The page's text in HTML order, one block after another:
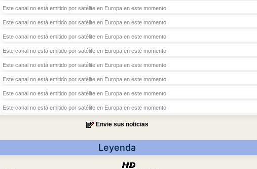
Este canal no está emitido por satélite en Europa en este momento
Este canal no está emitido por satélite en Europa en este momento
Este canal no está emitido por satélite en Europa en este momento
Este canal no está emitido por satélite en Europa en este momento
Este canal no está emitido por satélite en Europa en este momento
Este canal no está emitido por satélite en Europa en este momento
Este canal no está emitido por satélite en Europa en este momento
Este canal no está emitido por satélite en Europa en este momento
Envie sus noticias
Leyenda